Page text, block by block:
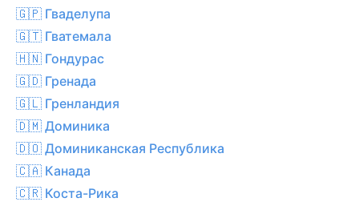
🇬🇵 Гваделупа
🇬🇹 Гватемала
🇭🇳 Гондурас
🇬🇩 Гренада
🇬🇱 Гренландия
🇩🇲 Доминика
🇩🇴 Доминиканская Республика
🇨🇦 Канада
🇨🇷 Коста-Рика